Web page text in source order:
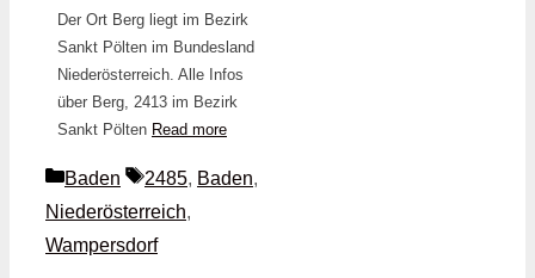
Der Ort Berg liegt im Bezirk
Sankt Pölten im Bundesland
Niederösterreich. Alle Infos
über Berg, 2413 im Bezirk
Sankt Pölten Read more
Kategorien
Baden Schlagwörter
2485, Baden,
Niederösterreich,
Wampersdorf